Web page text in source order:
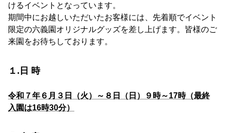
けるイベントとなっています。
期間中にお越しいただいたお客様には、先着順でイベント
限定の六義園オリジナルグッズを差し上げます。皆様のご
来園をお待ちしております。
１.日 時
令和７年６月３日（火）～８日（日）９時～17時（最終
入園は16時30分）